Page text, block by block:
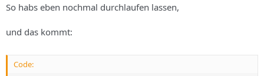
So habs eben nochmal durchlaufen lassen,
und das kommt:
Code: